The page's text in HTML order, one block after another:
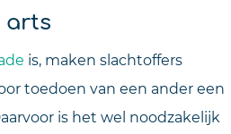
arts
is, maken slachtoffers
toedoen van een ander een
is het wel noodzakelijk